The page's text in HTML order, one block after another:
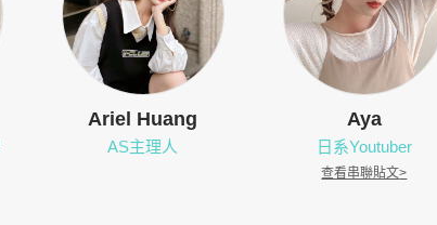
Ariel Huang
AS主理人
Aya
日系Youtuber
查看串聯貼文>